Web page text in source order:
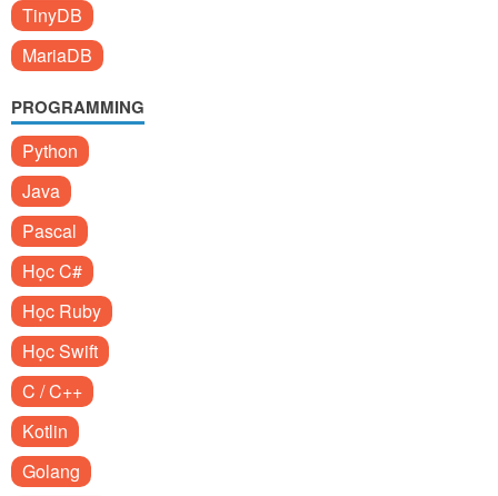
TinyDB
MariaDB
PROGRAMMING
Python
Java
Pascal
Học C#
Học Ruby
Học Swift
C / C++
Kotlin
Golang